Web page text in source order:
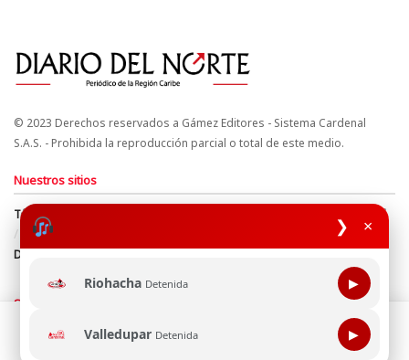
❯ ×
Riohacha Detenida ▶
Valledupar Detenida ▶
© 2023 Derechos reservados a Gámez Editores - Sistema Cardenal
S.A.S. - Prohibida la reproducción parcial o total de este medio.
Nuestros sitios
Términos y Condiciones
Derechos de Autor y Propiedad Intelectual
Política de uso de cookies
Política de Tratamiento de Datos
Directrices Editoriales
Síguenos
Esta página web usa cookie para mejorar tu experiencia de
navegación, al continuar aceptas nuestra política de uso de